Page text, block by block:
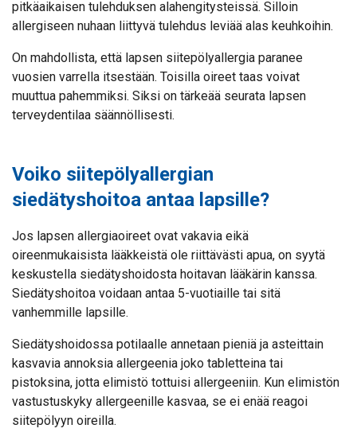
pitkäaikaisen tulehduksen alahengitysteissä. Silloin
allergiseen nuhaan liittyvä tulehdus leviää alas keuhkoihin.
On mahdollista, että lapsen siitepölyallergia paranee
vuosien varrella itsestään. Toisilla oireet taas voivat
muuttua pahemmiksi. Siksi on tärkeää seurata lapsen
terveydentilaa säännöllisesti.
Voiko siitepölyallergian
siedätyshoitoa antaa lapsille?
Jos lapsen allergiaoireet ovat vakavia eikä
oireenmukaisista lääkkeistä ole riittävästi apua, on syytä
keskustella siedätyshoidosta hoitavan lääkärin kanssa.
Siedätyshoitoa voidaan antaa 5-vuotiaille tai sitä
vanhemmille lapsille.
Siedätyshoidossa potilaalle annetaan pieniä ja asteittain
kasvavia annoksia allergeenia joko tabletteina tai
pistoksina, jotta elimistö tottuisi allergeeniin. Kun elimistön
vastustuskyky allergeenille kasvaa, se ei enää reagoi
siitepölyyn oireilla.